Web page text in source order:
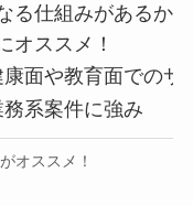
る仕組みがあるか
オススメ！
康面や教育面でのサ
務系案件に強み
オススメ！